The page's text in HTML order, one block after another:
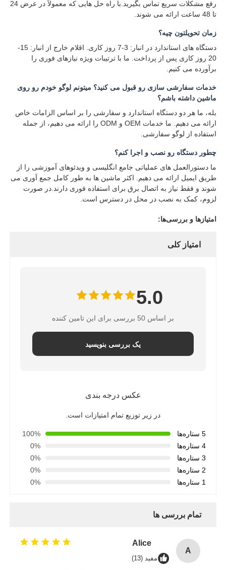
رفع مشکلات سریع تماس بگیرید.با راه حل هایی که معمولاً در عرض 24
تا 48 ساعت ارائه می شوند.
زمان تحویلتون چيه؟
دستگاه های استاندارد در انبار: 3-7 روز کاری. اقلام خارج از انبار: 15-
20 روز کاری پس از پرداخت. ما با ترتیبات ویژه نیازهای فوری را
برآورده می کنیم.
خدمات سفارشی سازی رو قبول می کنید؟ میتونم لوگو خودم رو روی
ماشین داشته باشم؟
بله، ما هر دو دستگاه استاندارد و سفارشی را بر اساس الزامات خاص
ارائه می دهیم. ما خدمات OEM و ODM را ارائه می دهیم، از جمله
استفاده از لوگو سفارشی.
چطور دستگاه رو نصب و اجرا کنم؟
ما دستورالعمل های عملیاتی جامع انگلیسی و ویدئوهای آموزشی را از
طریق ایمیل ارائه می دهیم. اکثر ماشین ها به طور کامل جمع آوری می
شوند و فقط نیاز به اتصال برق برای استفاده فوری دارند.در صورت
لزوم، کمک به نصب در محل در دسترس است.
امتیازها و بررسی‌ها:
امتیاز کلی
5.0
بر اساس 50 بررسی برای این تامین کننده
یک بررسی بنویسید
عکس درجه بندی
در زیر توزیع تمام امتیازات است.
5 ستاره‌ها
100%
4 ستاره‌ها
0%
3 ستاره‌ها
0%
2 ستاره‌ها
0%
1 ستاره‌ها
0%
تمام بررسی ها
A
Alice
مفید (13)